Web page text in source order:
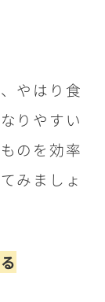
やはり食
りやすい
のを効率
みましょ